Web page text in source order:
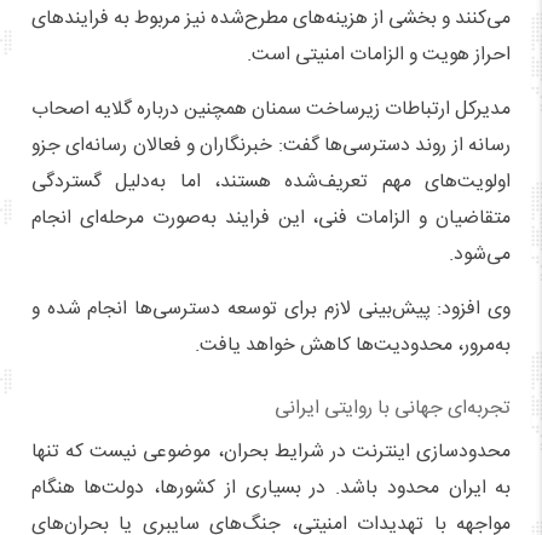
می‌کنند و بخشی از هزینه‌های مطرح‌شده نیز مربوط به فرایندهای
احراز هویت و الزامات امنیتی است.
مدیرکل ارتباطات زیرساخت سمنان همچنین درباره گلایه اصحاب
رسانه از روند دسترسی‌ها گفت: خبرنگاران و فعالان رسانه‌ای جزو
اولویت‌های مهم تعریف‌شده هستند، اما به‌دلیل گستردگی
متقاضیان و الزامات فنی، این فرایند به‌صورت مرحله‌ای انجام
می‌شود.
وی افزود: پیش‌بینی لازم برای توسعه دسترسی‌ها انجام شده و
به‌مرور، محدودیت‌ها کاهش خواهد یافت.
تجربه‌ای جهانی با روایتی ایرانی
محدودسازی اینترنت در شرایط بحران، موضوعی نیست که تنها
به ایران محدود باشد. در بسیاری از کشورها، دولت‌ها هنگام
مواجهه با تهدیدات امنیتی، جنگ‌های سایبری یا بحران‌های